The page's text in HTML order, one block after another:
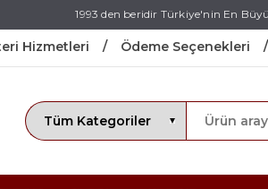
1993 den beridir Türkiye'nin En
Hizmetleri Ödeme Seçenekleri